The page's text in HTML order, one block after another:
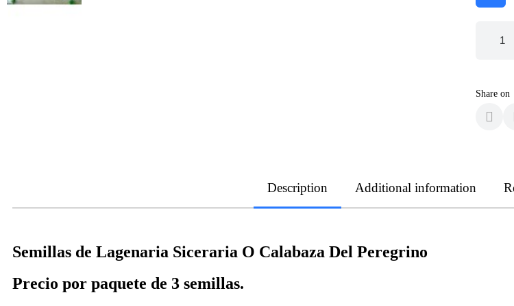
Share on
Description Additional information
Semillas de Lagenaria Siceraria O Calabaza Del Peregrino
Precio por paquete de 3 semillas.